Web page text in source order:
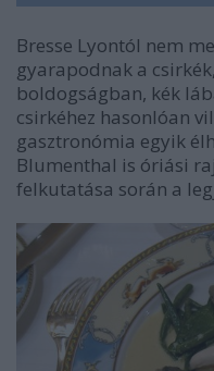
Bresse Lyontól nem
gyarapodnak a
boldogságban, kék
csirkéhez hasonlóan
gasztronómia egyik
Blumenthal is óriási
felkutatása során a